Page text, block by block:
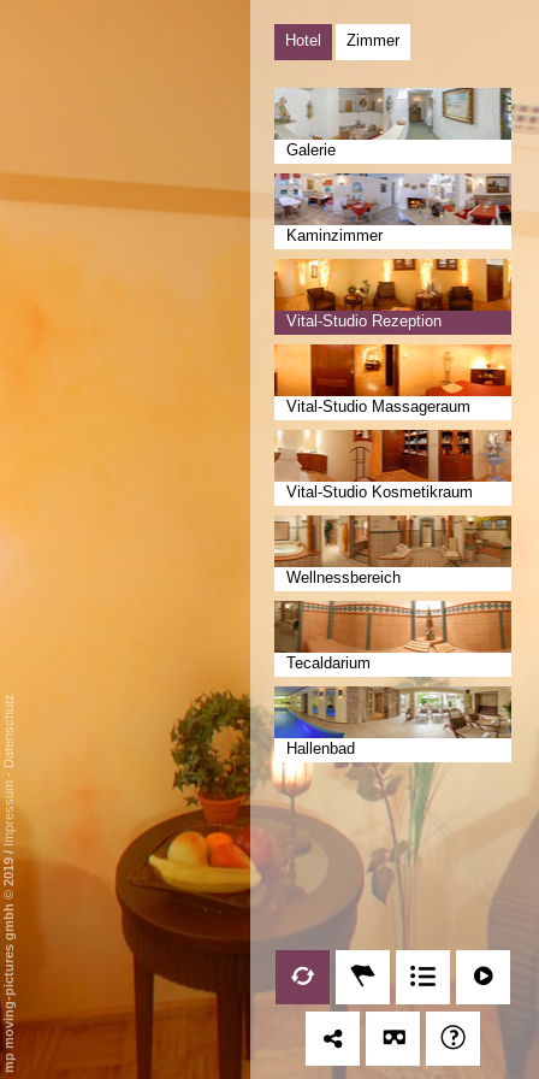
Hotel Zimmer
Galerie
Kaminzimmer
Vital-Studio Rezeption
Vital-Studio Massageraum
Vital-Studio Kosmetikraum
Wellnessbereich
Tecaldarium
Hallenbad
mp moving-pictures gmbh © 2019
/
Impressum
-
Datenschutz